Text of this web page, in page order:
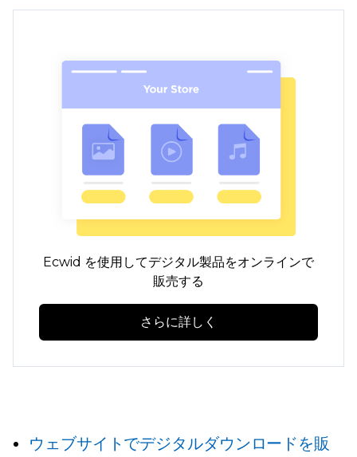
Ecwid を使用してデジタル製品をオンラインで
販売する
さらに詳しく
ウェブサイトでデジタルダウンロードを販